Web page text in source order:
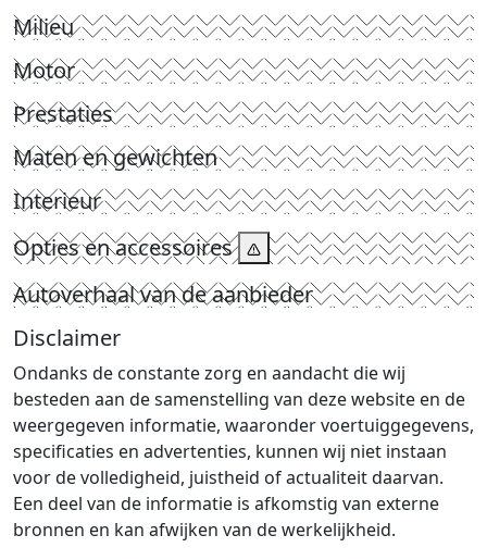
Milieu
Motor
Prestaties
Maten en gewichten
Interieur
Opties en accessoires
Autoverhaal van de aanbieder
Disclaimer
Ondanks de constante zorg en aandacht die wij
besteden aan de samenstelling van deze website en de
weergegeven informatie, waaronder voertuiggegevens,
specificaties en advertenties, kunnen wij niet instaan
voor de volledigheid, juistheid of actualiteit daarvan.
Een deel van de informatie is afkomstig van externe
bronnen en kan afwijken van de werkelijkheid.